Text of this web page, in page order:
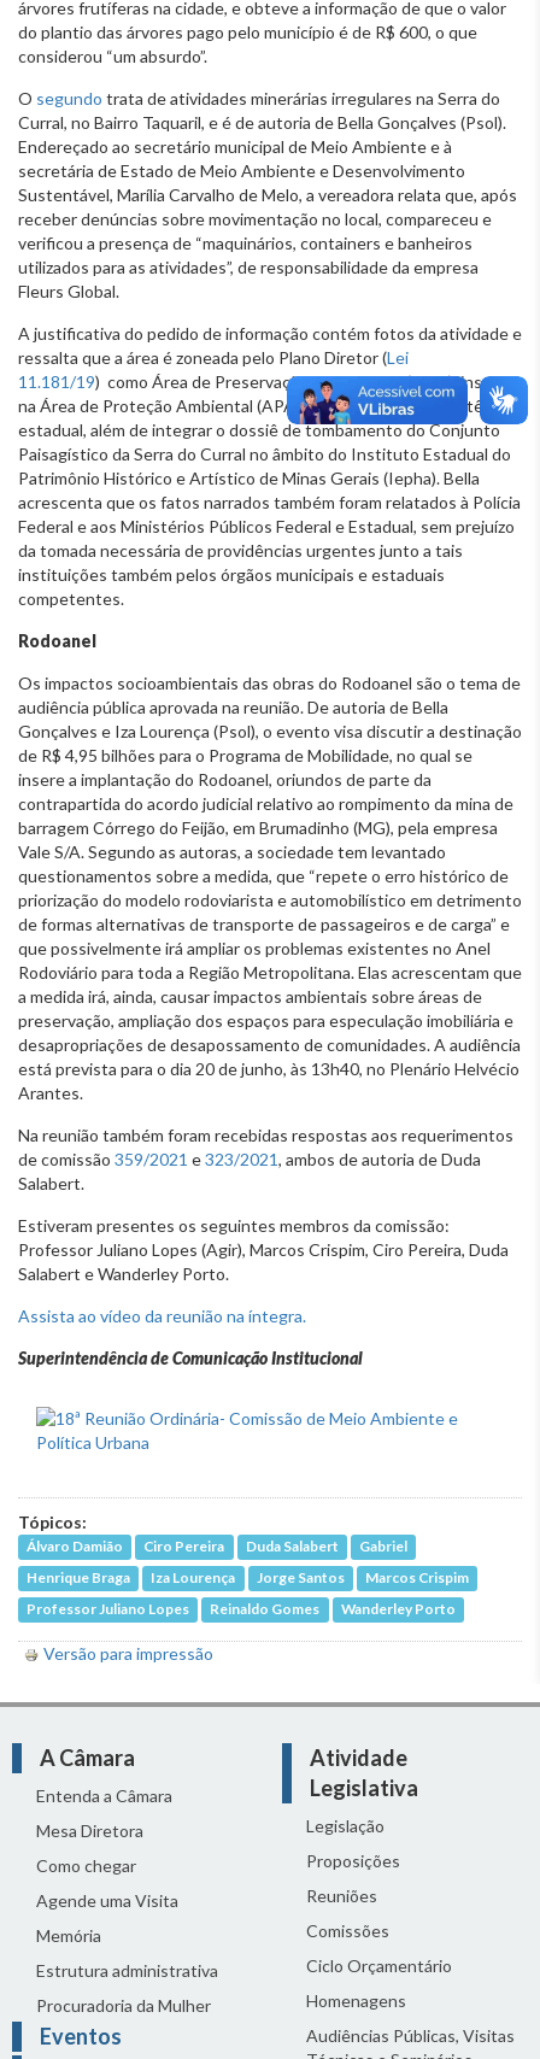
árvores frutíferas na cidade, e obteve a informação de que o valor
do plantio das árvores pago pelo município é de R$ 600, o que
considerou “um absurdo”.
O segundo trata de atividades minerárias irregulares na Serra do
Curral, no Bairro Taquaril, e é de autoria de Bella Gonçalves (Psol).
Endereçado ao secretário municipal de Meio Ambiente e à
secretária de Estado de Meio Ambiente e Desenvolvimento
Sustentável, Marília Carvalho de Melo, a vereadora relata que, após
receber denúncias sobre movimentação no local, compareceu e
verificou a presença de “maquinários, containers e banheiros
utilizados para as atividades”, de responsabilidade da empresa
Fleurs Global.
A justificativa do pedido de informação contém fotos da atividade e
ressalta que a área é zoneada pelo Plano Diretor (Lei
11.181/19) como Área de Preservação Ambiental 1 (PA-1), inserida
na Área de Proteção Ambiental (APA) SUL RMBH, de competência
estadual, além de integrar o dossiê de tombamento do Conjunto
Paisagístico da Serra do Curral no âmbito do Instituto Estadual do
Patrimônio Histórico e Artístico de Minas Gerais (Iepha). Bella
acrescenta que os fatos narrados também foram relatados à Polícia
Federal e aos Ministérios Públicos Federal e Estadual, sem prejuízo
da tomada necessária de providências urgentes junto a tais
instituições também pelos órgãos municipais e estaduais
competentes.
Rodoanel
Os impactos socioambientais das obras do Rodoanel são o tema de
audiência pública aprovada na reunião. De autoria de Bella
Gonçalves e Iza Lourença (Psol), o evento visa discutir a destinação
de R$ 4,95 bilhões para o Programa de Mobilidade, no qual se
insere a implantação do Rodoanel, oriundos de parte da
contrapartida do acordo judicial relativo ao rompimento da mina de
barragem Córrego do Feijão, em Brumadinho (MG), pela empresa
Vale S/A. Segundo as autoras, a sociedade tem levantado
questionamentos sobre a medida, que “repete o erro histórico de
priorização do modelo rodoviarista e automobilístico em detrimento
de formas alternativas de transporte de passageiros e de carga” e
que possivelmente irá ampliar os problemas existentes no Anel
Rodoviário para toda a Região Metropolitana. Elas acrescentam que
a medida irá, ainda, causar impactos ambientais sobre áreas de
preservação, ampliação dos espaços para especulação imobiliária e
desapropriações de desapossamento de comunidades. A audiência
está prevista para o dia 20 de junho, às 13h40, no Plenário Helvécio
Arantes.
Na reunião também foram recebidas respostas aos requerimentos
de comissão 359/2021 e323/2021, ambos de autoria de Duda
Salabert.
Estiveram presentes os seguintes membros da comissão:
Professor Juliano Lopes (Agir), Marcos Crispim, Ciro Pereira, Duda
Salabert e Wanderley Porto.
Assista ao vídeo da reunião na íntegra.
Superintendência de Comunicação Institucional
Tópicos:
Álvaro Damião Ciro Pereira Duda Salabert
Gabriel
Henrique Braga
Iza Lourença Jorge Santos
Marcos Crispim
Professor Juliano Lopes
Reinaldo Gomes Wanderley Porto
Versão para impressão
A Câmara
Entenda a Câmara
Mesa Diretora
Como chegar
Agende uma Visita
Memória
Estrutura administrativa
Procuradoria da Mulher
Eventos
Atividade
Legislativa
Legislação
Proposições
Reuniões
Comissões
Ciclo Orçamentário
Homenagens
Audiências Públicas, Visitas